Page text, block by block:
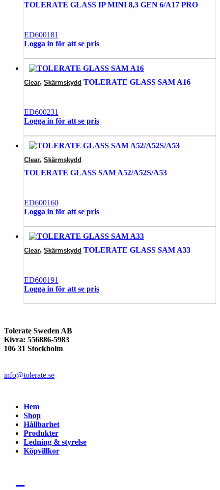
TOLERATE GLASS IP MINI 8,3 GEN 6/A17 PRO
ED600181
Logga in för att se pris
Clear, Skärmskydd TOLERATE GLASS SAM A16
ED600231
Logga in för att se pris
Clear, Skärmskydd
TOLERATE GLASS SAM A52/A52S/A53
ED600160
Logga in för att se pris
Clear, Skärmskydd TOLERATE GLASS SAM A33
ED600191
Logga in för att se pris
Tolerate Sweden AB
Kivra: 556886-5983
106 31 Stockholm
info@tolerate.se
Hem
Shop
Hållbarhet
Produkter
Ledning & styrelse
Köpvillkor